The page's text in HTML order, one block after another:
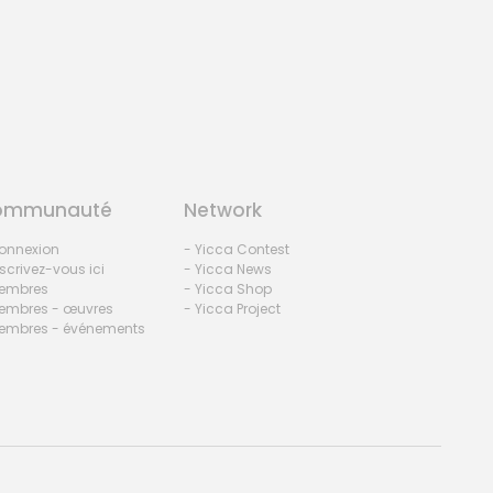
vous ici
- œuvres
- événements
Network
- Yicca Contest
- Yicca News
- Yicca Shop
- Yicca Project